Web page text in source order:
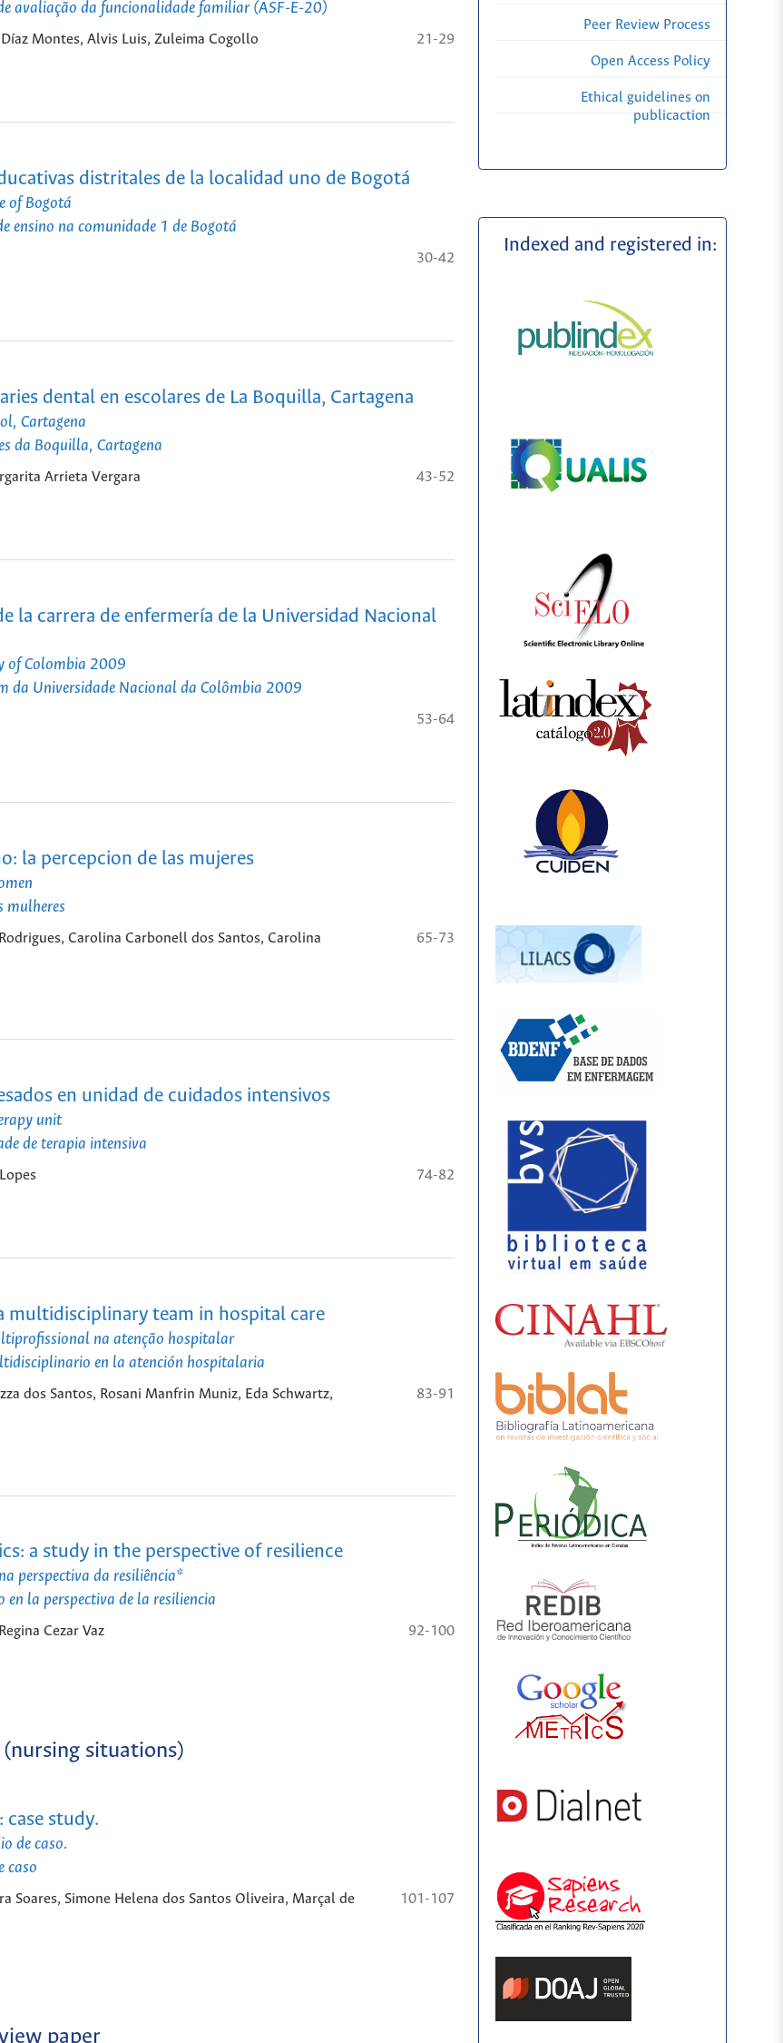
avaliação da funcionalidade familiar (ASF-E-20)
Montes, Alvis Luis, Zuleima Cogollo 21-29
distritales de la localidad uno de Bogotá
of Bogotá
ensino na comunidade 1 de Bogotá
30-42
dental en escolares de La Boquilla, Cartagena
Cartagena
da Boquilla, Cartagena
Arrieta Vergara 43-52
la carrera de enfermería de la Universidad Nacional
of Colombia 2009
da Universidade Nacional da Colômbia 2009
53-64
la percepcion de las mujeres
mulheres
Carolina Carbonell dos Santos, Carolina
65-73
en unidad de cuidados intensivos
unit
de terapia intensiva
74-82
multidisciplinary team in hospital care
na atenção hospitalar
en la atención hospitalaria
dos Santos, Rosani Manfrin Muniz, Eda Schwartz,
83-91
a study in the perspective of resilience
perspectiva da resiliência*
la perspectiva de la resiliencia
Cezar Vaz 92-100
situations)
study.
de caso.
caso
Soares, Simone Helena dos Santos Oliveira, Marçal de
101-107
paper
Peer Review Process
Open Access Policy
Ethical guidelines on
publicaction
Indexed and registered in: